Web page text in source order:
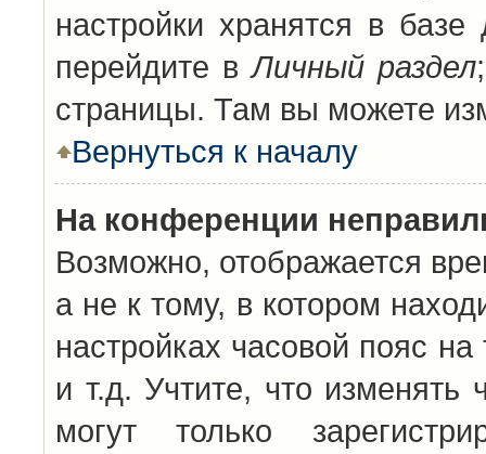
настройки хранятся в
перейдите вЛичный раздел
страницы. Там вы можете
Вернуться к началу
На конференции
Возможно, отображается
а не к тому, в котором
настройках часовой пояс
и т.д. Учтите, что изменять
могут только